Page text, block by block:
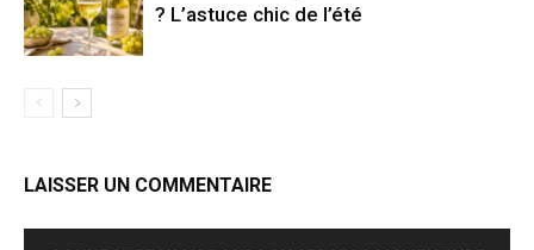
? L’astuce chic de l’été
LAISSER UN COMMENTAIRE